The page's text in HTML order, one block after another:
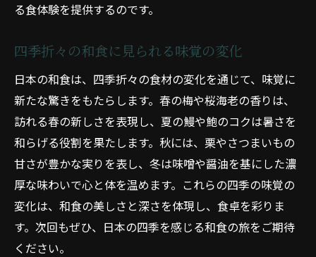
る食体験を提供するのです。
四季折々の和食に見られる味覚の変化
日本の和食は、四季折々の食材の変化を通じて、味覚に
新たな驚きをもたらします。春の梅や桜海老の香りは、
訪れる春の新しさを表現し、夏の鰻や鮑のコクは暑さを
和らげる役割を果たします。秋には、栗やさつまいもの
甘さが豊かな実りを表し、冬は味噌や醤油を基にした濃
厚な味わいで心と体を温めます。これらの四季の味覚の
変化は、和食の美しさと深さを体現し、食卓を彩りま
す。次回もぜひ、日本の四季を感じる和食の旅をご期待
ください。